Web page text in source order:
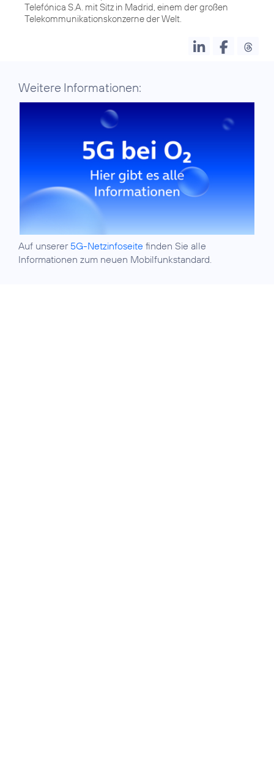
Telefónica S.A. mit Sitz in Madrid, einem der großen
Weitere Informationen:
Auf unserer 5G-Netzinfoseite finden Sie alle
Informationen zum neuen Mobilfunkstandard.